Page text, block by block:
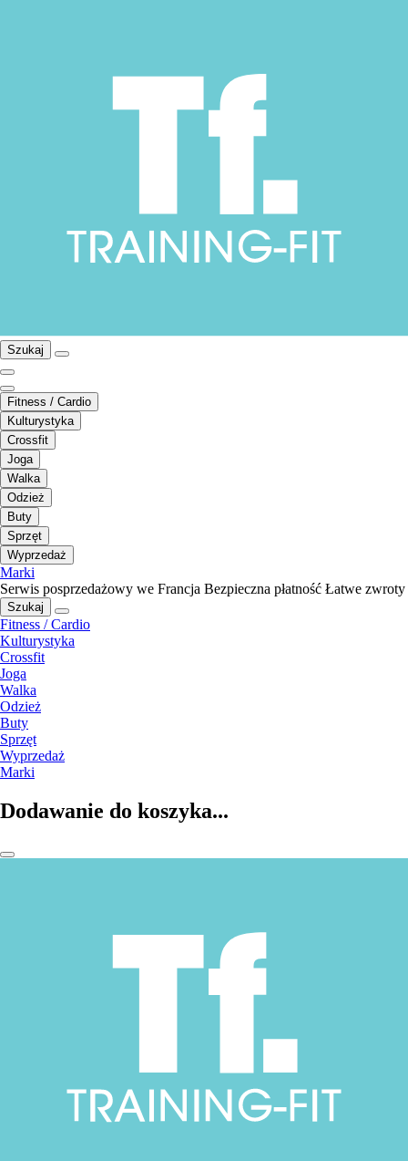
Szukaj
Fitness / Cardio
Kulturystyka
Crossfit
Joga
Walka
Odzież
Buty
Sprzęt
Wyprzedaż
Marki
Serwis posprzedażowy we Francja Bezpieczna płatność Łatwe zwroty
Szukaj
Fitness / Cardio
Kulturystyka
Crossfit
Joga
Walka
Odzież
Buty
Sprzęt
Wyprzedaż
Marki
Dodawanie do koszyka...